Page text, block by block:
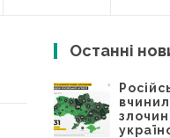
Останні